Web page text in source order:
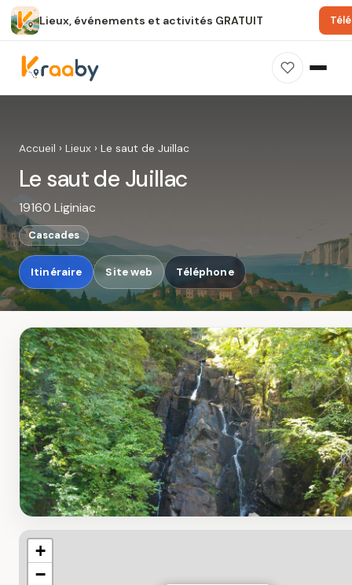
Lieux, événements et activités GRATUIT
spot dans Kraaby.
Accueil › Lieux › Le saut de Juillac
Le saut de Juillac
19160 Liginiac
Cascades
Itinéraire Site web Téléphone
+
−